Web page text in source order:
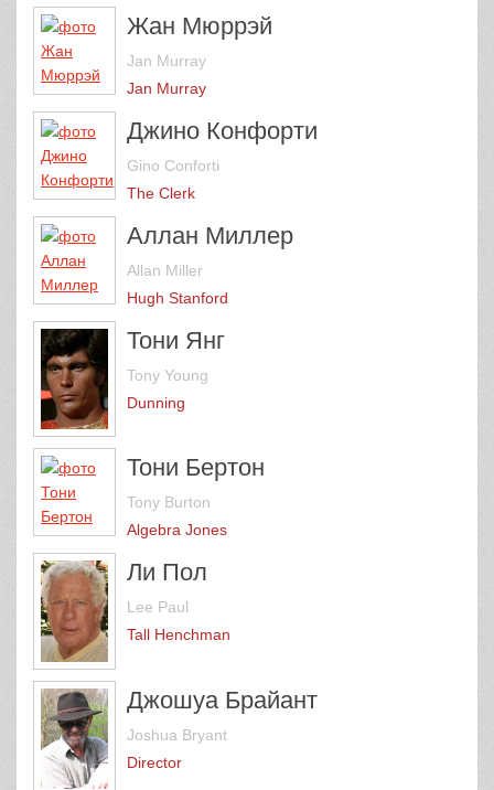
Жан Мюррэй
Jan Murray
Jan Murray
Джино Конфорти
Gino Conforti
The Clerk
Аллан Миллер
Allan Miller
Hugh Stanford
Тони Янг
Tony Young
Dunning
Тони Бертон
Tony Burton
Algebra Jones
Ли Пол
Lee Paul
Tall Henchman
Джошуа Брайант
Joshua Bryant
Director